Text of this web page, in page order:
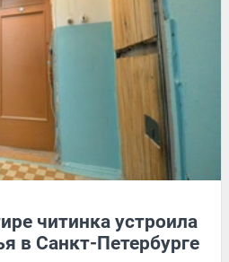
читинка устроила
в Санкт-Петербурге